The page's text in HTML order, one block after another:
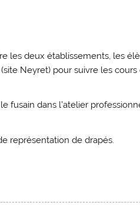
les deux établissements, les
Neyret) pour suivre les cours
fusain dans l’atelier
représentation de drapés.